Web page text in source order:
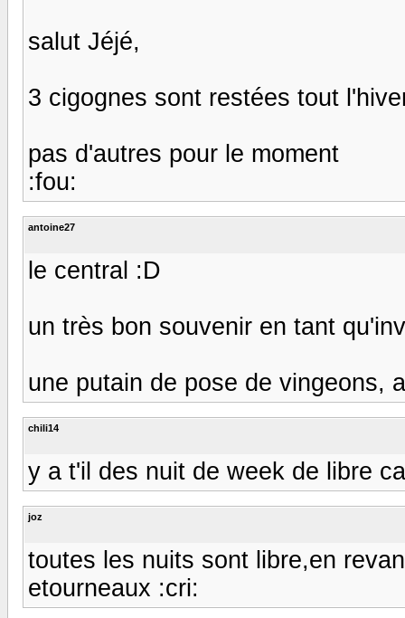
salut Jéjé,
3 cigognes sont restées tout
pas d'autres pour le moment
:fou:
antoine27
le central :D
un très bon souvenir en tant
une putain de pose de vingeons,
chili14
y a t'il des nuit de week de libre
joz
toutes les nuits sont libre,en
etourneaux :cri: